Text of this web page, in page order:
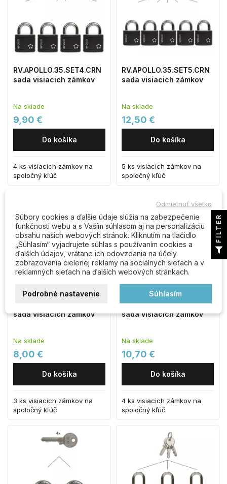
RV.APOLLO.35.SET4.CRN
sada visiacich zámkov
Na sklade
9,90 €
Do košíka
4 ks visiacich zámkov na
spoločný kľúč
RV.APOLLO.35.SET5.CRN
sada visiacich zámkov
Na sklade
12,50 €
Do košíka
5 ks visiacich zámkov na
spoločný kľúč
sada visiacich zámkov
Na sklade
8,00 €
Do košíka
3 ks visiacich zámkov na
spoločný kľúč
RV.APOLLO.40.SET4.CRN
sada visiacich zámkov
Na sklade
10,70 €
Do košíka
4 ks visiacich zámkov na
spoločný kľúč
Odmietnuť všetko
Súbory cookies a ďalšie údaje slúžia na zabezpečenie
funkčnosti webu a s Vaším súhlasom aj na personalizáciu
obsahu našich webových stránok. Kliknutím na tlačidlo
„Súhlasím“ vyjadrujete súhlas s používaním cookies a
ďalších údajov, vrátane ich odovzdania na účely
zobrazovania cielenej reklamy na sociálnych sieťach a v
reklamných sieťach na ďalších webových stránkach.
Podrobné nastavenie Súhlasím
FILTER